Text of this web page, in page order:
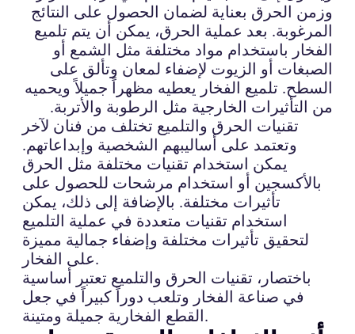
وزمن الحرق بعناية لضمان الحصول على النتائج
المرغوبة. بعد عملية الحرق، يمكن أن يتم تلميع
الفخار باستخدام مواد مختلفة مثل الشمع أو
الصبغات أو الزيوت لإضفاء لمعان وتألق على
السطح. تلميع الفخار يعطيه مظهراً جميلاً ويحميه
من التأثيرات الخارجية مثل الرطوبة والأتربة.
تقنيات الحرق والتلميع تختلف من فنان لآخر
وتعتمد على أساليبهم الشخصية وإبداعاتهم.
يمكن استخدام تقنيات مختلفة مثل الحرق
بالأكسجين أو استخدام مرشحات للحصول على
تأثيرات مختلفة. بالإضافة إلى ذلك، يمكن
استخدام تقنيات متعددة في عملية التلميع
لتحقيق تأثيرات مختلفة وإضفاء جمالية مميزة
على الفخار.
باختصار، تقنيات الحرق والتلميع تعتبر أساسية
في صناعة الفخار وتلعب دوراً كبيراً في جعل
القطع الفخارية جميلة ومتينة.